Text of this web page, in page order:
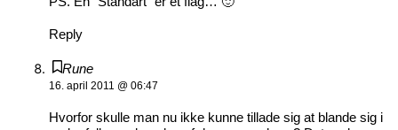
Reply
Rune
16. april 2011 @ 06:47
Hvorfor skulle man nu ikke kunne tillade sig at blande sig i